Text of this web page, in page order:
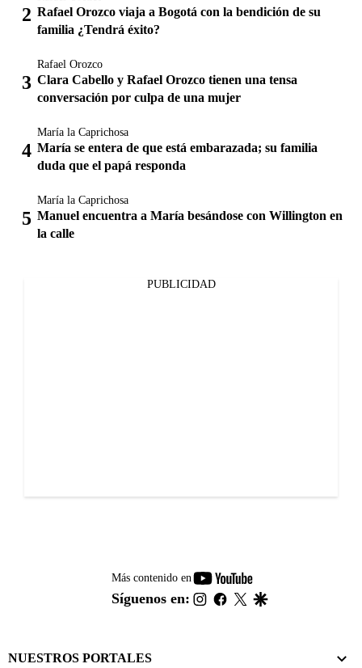
Rafael Orozco viaja a Bogotá con la bendición de su
familia ¿Tendrá éxito?
Rafael Orozco
Clara Cabello y Rafael Orozco tienen una tensa
conversación por culpa de una mujer
María la Caprichosa
María se entera de que está embarazada; su familia
duda que el papá responda
María la Caprichosa
Manuel encuentra a María besándose con Willington en
la calle
PUBLICIDAD
Más contenido en
youtube-
footer
Síguenos en: instagram
facebook
twitter
NUESTROS PORTALES